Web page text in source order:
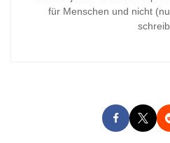
für Menschen und nicht